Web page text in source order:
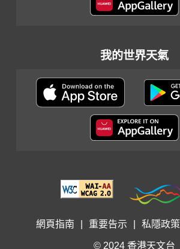
我的世界天氣
網頁指南 重要告示 私隱政策
© 2024 香港天文台